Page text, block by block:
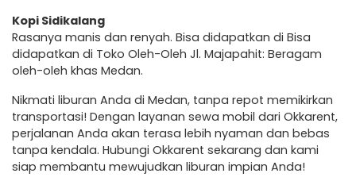
Kopi Sidikalang
Rasanya manis dan renyah. Bisa didapatkan di Bisa
didapatkan di Toko Oleh-Oleh Jl. Majapahit: Beragam
oleh-oleh khas Medan.
Nikmati liburan Anda di Medan, tanpa repot memikirkan
transportasi! Dengan layanan sewa mobil dari Okkarent,
perjalanan Anda akan terasa lebih nyaman dan bebas
tanpa kendala. Hubungi Okkarent sekarang dan kami
siap membantu mewujudkan liburan impian Anda!